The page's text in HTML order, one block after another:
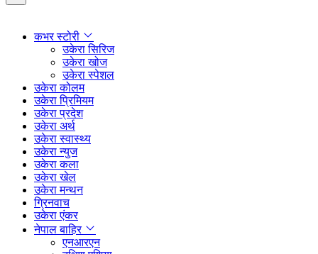
कभर स्टोरी
उकेरा सिरिज
उकेरा खोज
उकेरा स्पेशल
उकेरा कोलम
उकेरा प्रिमियम
उकेरा प्रदेश
उकेरा अर्थ
उकेरा स्वास्थ्य
उकेरा न्युज
उकेरा कला
उकेरा खेल
उकेरा मन्थन
ग्रिनवाच
उकेरा एंकर
नेपाल बाहिर
एनआरएन